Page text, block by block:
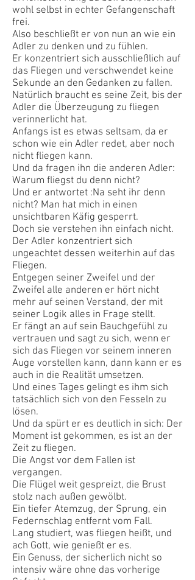
wohl selbst in echter Gefangenschaft
frei.
Also beschließt er von nun an wie ein
Adler zu denken und zu fühlen.
Er konzentriert sich ausschließlich auf
das Fliegen und verschwendet keine
Sekunde an den Gedanken zu fallen.
Natürlich braucht es seine Zeit, bis der
Adler die Überzeugung zu fliegen
verinnerlicht hat.
Anfangs ist es etwas seltsam, da er
schon wie ein Adler redet, aber noch
nicht fliegen kann.
Und da fragen ihn die anderen Adler:
Warum fliegst du denn nicht?
Und er antwortet :Na seht ihr denn
nicht? Man hat mich in einen
unsichtbaren Käfig gesperrt.
Doch sie verstehen ihn einfach nicht.
Der Adler konzentriert sich
ungeachtet dessen weiterhin auf das
Fliegen.
Entgegen seiner Zweifel und der
Zweifel alle anderen er hört nicht
mehr auf seinen Verstand, der mit
seiner Logik alles in Frage stellt.
Er fängt an auf sein Bauchgefühl zu
vertrauen und sagt zu sich, wenn er
sich das Fliegen vor seinem inneren
Auge vorstellen kann, dann kann er es
auch in die Realität umsetzen.
Und eines Tages gelingt es ihm sich
tatsächlich sich von den Fesseln zu
lösen.
Und da spürt er es deutlich in sich: Der
Moment ist gekommen, es ist an der
Zeit zu fliegen.
Die Angst vor dem Fallen ist
vergangen.
Die Flügel weit gespreizt, die Brust
stolz nach außen gewölbt.
Ein tiefer Atemzug, der Sprung, ein
Federnschlag entfernt vom Fall.
Lang studiert, was fliegen heißt, und
ach Gott, wie genießt er es.
Ein Genuss, der sicherlich nicht so
intensiv wäre ohne das vorherige